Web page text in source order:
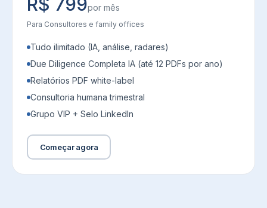
por mês
Para Consultores e family offices
Tudo ilimitado (IA, análise, radares)
Due Diligence Completa IA (até 12 PDFs por ano)
Relatórios PDF white-label
Consultoria humana trimestral
Grupo VIP + Selo LinkedIn
Começar agora